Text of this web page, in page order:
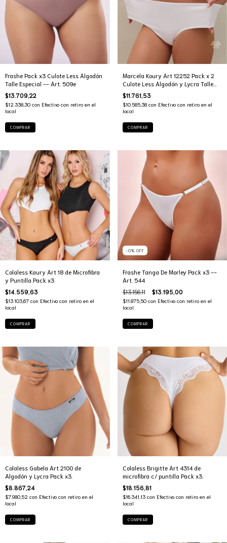
Frashe Pack x3 Culote Less Algodón
Talle Especial -- Art. 509e
$13.709,22
$12.338,30 con Efectivo con retiro en el
local
COMPRAR
Marcela Koury Art 12252 Pack x 2
Culote Less Algodón y Lycra Talle
Especial
$11.761,53
$10.585,38 con Efectivo con retiro en el
local
COMPRAR
Colaless Kaury Art 18 de Microfibra
y Puntilla Pack x3
$14.559,63
$13.103,67 con Efectivo con retiro en el
local
COMPRAR
-0% OFF
Frashe Tanga De Morley Pack x3 --
Art. 544
$13.156,11 $13.195,00
$11.875,50 con Efectivo con retiro en el
local
COMPRAR
Colaless Gabela Art 2100 de
Algodón y Lycra Pack x3.
$8.867,24
$7.980,52 con Efectivo con retiro en el
local
COMPRAR
Colaless Brigitte Art 4314 de
microfibra c/ puntilla Pack x3.
$18.156,81
$16.341,13 con Efectivo con retiro en el
local
COMPRAR